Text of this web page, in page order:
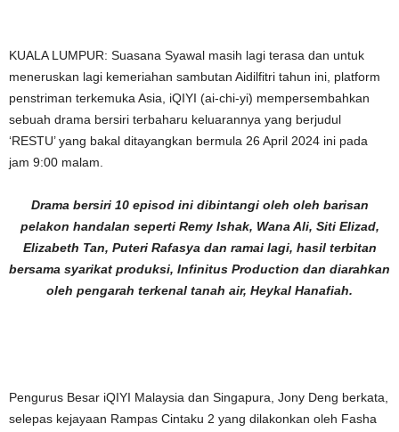
KUALA LUMPUR: Suasana Syawal masih lagi terasa dan untuk
meneruskan lagi kemeriahan sambutan Aidilfitri tahun ini, platform
penstriman terkemuka Asia, iQIYI (ai-chi-yi) mempersembahkan
sebuah drama bersiri terbaharu keluarannya yang berjudul
‘RESTU’ yang bakal ditayangkan bermula 26 April 2024 ini pada
jam 9:00 malam.
Drama bersiri 10 episod ini dibintangi oleh oleh barisan
pelakon handalan seperti Remy Ishak, Wana Ali, Siti Elizad,
Elizabeth Tan, Puteri Rafasya dan ramai lagi, hasil terbitan
bersama syarikat produksi, Infinitus Production dan diarahkan
oleh pengarah terkenal tanah air, Heykal Hanafiah.
Pengurus Besar iQIYI Malaysia dan Singapura, Jony Deng berkata,
selepas kejayaan Rampas Cintaku 2 yang dilakonkan oleh Fasha